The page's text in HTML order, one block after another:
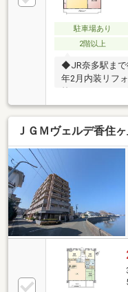
駐車場あり
2階以上
◆JR奈多駅まで
年2月内装リフ
施設が近くて便
ＪＧＭヴェルデ香住